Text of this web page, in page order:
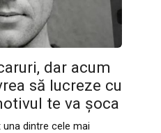
dar acum
să lucreze cu
te va șoca
una dintre cele mai